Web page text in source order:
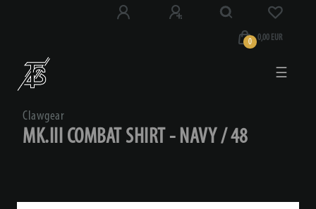
0 0,00 EUR
☰
Clawgear
MK.III COMBAT SHIRT - NAVY / 48